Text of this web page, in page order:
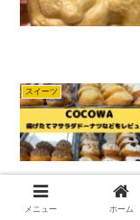
スイーツ
メニュー ホーム